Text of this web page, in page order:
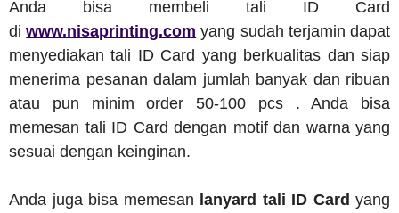
Anda bisa membeli tali ID Card
diwww.nisaprinting.com yang sudah terjamin dapat
menyediakan tali ID Card yang berkualitas dan siap
menerima pesanan dalam jumlah banyak dan ribuan
atau pun minim order 50-100 pcs . Anda bisa
memesan tali ID Card dengan motif dan warna yang
sesuai dengan keinginan.
Anda juga bisa memesan lanyard tali ID Card yang